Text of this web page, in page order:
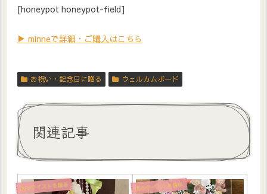
[honeypot honeypot-field]
▶ minneで詳細・ご購入はこちら
お祝い・記念日に贈る ウェルカムボード
関連記事
和のテイストを贈る 和のテイストを贈る